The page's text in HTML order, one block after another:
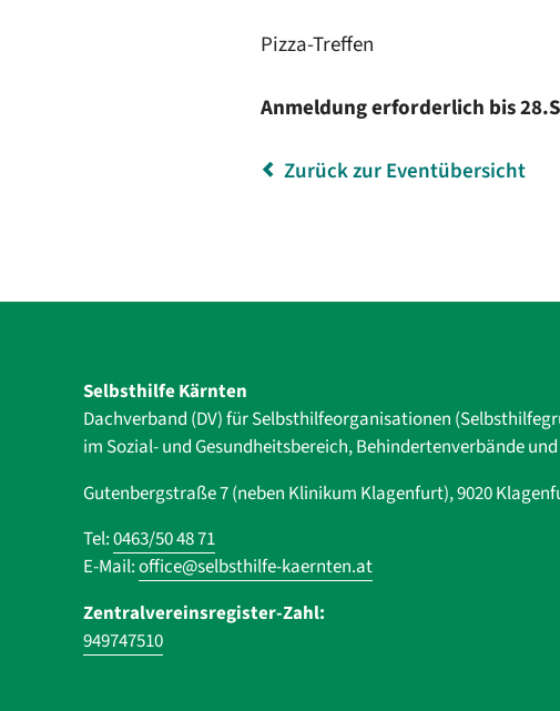
Pizza-Treffen
Anmeldung erforderlich bis
Zurück zur Eventübersicht
Selbsthilfe Kärnten
Dachverband (DV) für Selbsthilfe­organisationen
im Sozial- und Gesundheits­bereich, ­Behindertenverbände
Gutenbergstraße 7 (neben Klinikum Klagenfurt), 9020
Tel:0463/50 48 71
E-Mail:office@selbsthilfe-kaernten.at
Zentralvereinsregister-Zahl:
949747510